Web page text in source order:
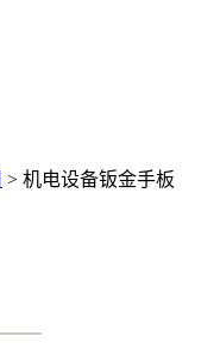
> 机电设备钣金手板